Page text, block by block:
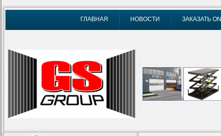
ГЛАВНАЯ НОВОСТИ ЗАКАЗАТЬ